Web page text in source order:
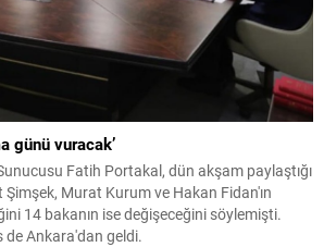
günü vuracak’
Fatih Portakal, dün akşam paylaştığı
Murat Kurum ve Hakan Fidan'ın
14 bakanın ise değişeceğini söylemişti.
Ankara'dan geldi.